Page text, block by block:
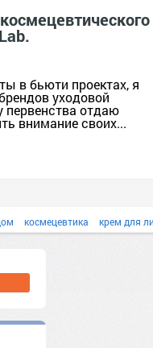
в бьюти проектах, я
уходовой
первенства отдаю
внимание своих...
космецевтика крем для